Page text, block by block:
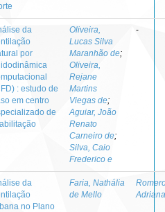
da
por
: estudo de
em centro
de
Oliveira,
Lucas Silva
Maranhão de;
Oliveira,
Rejane
Martins
Viegas de;
Aguiar, João
Renato
Carneiro de;
Silva, Caio
Frederico e
-
da
no Plano
Faria, Nathália
de Mello